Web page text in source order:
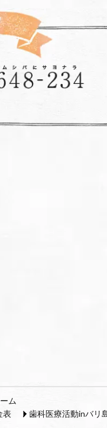
ム
表 歯科医療活動inバリ